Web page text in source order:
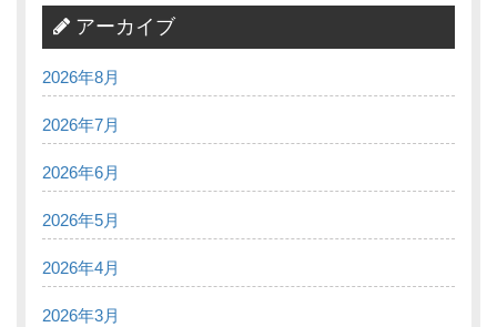
アーカイブ
2026年8月
2026年7月
2026年6月
2026年5月
2026年4月
2026年3月